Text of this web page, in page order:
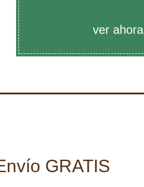
ver ahora
GRATIS